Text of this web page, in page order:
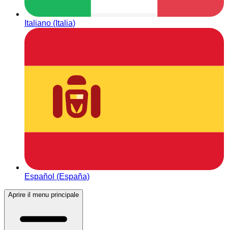
Italiano (Italia)
Español (España)
Aprire il menu principale